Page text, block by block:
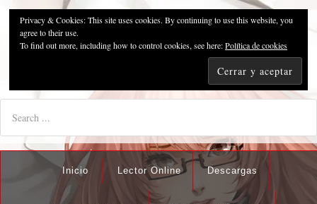
Pzykosis666HFansub
"I'm the best there is at what I do, but what I do best isn't very
Inicio Lector Online Descargas
Privacy & Cookies: This site uses cookies. By continuing to use this website, you
agree to their use.
To find out more, including how to control cookies, see here:Política de cookies